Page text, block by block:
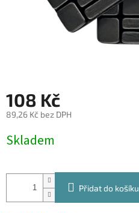
108 Kč
89,26 Kč bez DPH
cena:
Skladem
Přidat do košíku